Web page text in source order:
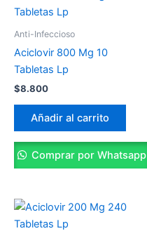
Anti-Infeccioso
Aciclovir 800 Mg 10
Tabletas Lp
$8.800
Añadir al carrito
Comprar por Whatsapp